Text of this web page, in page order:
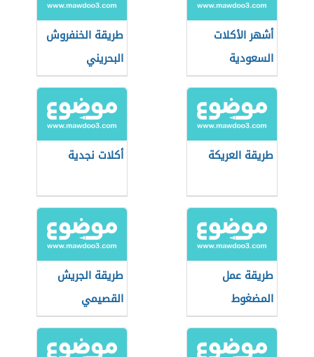
أشهر الأكلات
السعودية
طريقة الخنفروش
البحريني
طريقة العريكة أكلات نجدية
طريقة عمل
المضغوط
طريقة الجريش
القصيمي